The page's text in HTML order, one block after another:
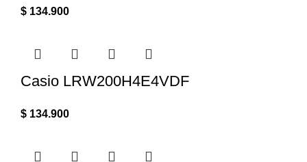
$ 134.900
Casio LRW200H4E4VDF
$ 134.900